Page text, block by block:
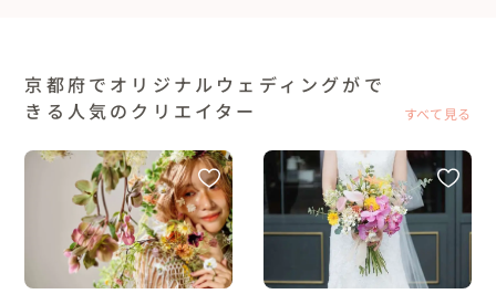
京都府でオリジナルウェディングがで
きる人気のクリエイター
すべて見る